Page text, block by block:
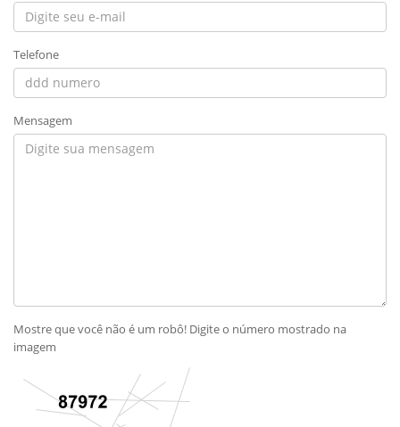
Telefone
Mensagem
Mostre que você não é um robô! Digite o número mostrado na
imagem